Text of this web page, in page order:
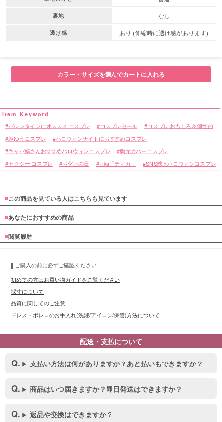
裏地 なし
透け感 あり (伸縮時に透け感があります)
カラー・サイズを選んでカートに入れる
バレンタインにオススメ コスプレ コスプレセール コスプレ おもしろ＆個性的
みゆうコスプレ ハロウィンナイトにおすすめコスプレ
キャバ嬢さんおすすめハロウィンコスプレ
胸元カバーコスプレ
セクシー コスプレ
お化けの日 Tika「ティカ」 SNS映えハロウィンコスプレ
■この商品を見ている人はこちらも見ています
■あなたにおすすめの商品
■閲覧履歴
ご購入の前に必ずご確認ください
初めての方はお買い物ガイドをご覧ください
採寸について
品質に関してのご注意
ドレス・ボレロのお手入れ(洗濯/アイロン/保管)方法について
配送・支払について
支払い方法は何がありますか？あと払いもできますか？
商品はいつ届きますか？即日発送はできますか？
返品や交換はできますか？